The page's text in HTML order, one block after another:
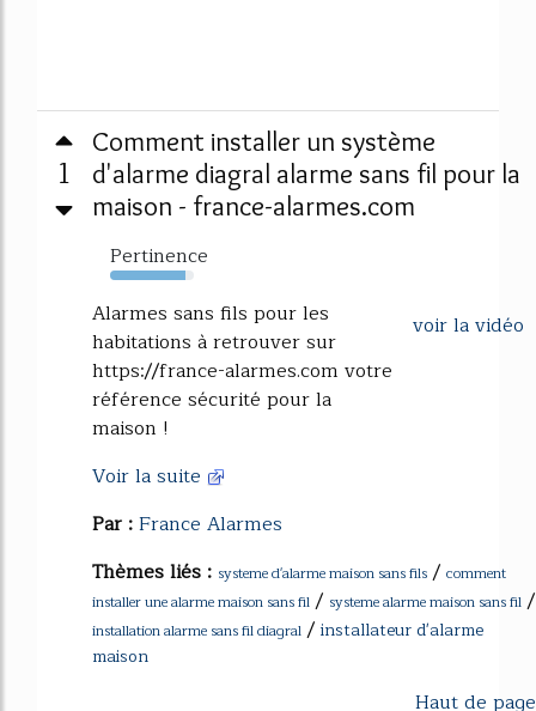
1
Comment installer un système
d'alarme diagral alarme sans fil pour la
maison - france-alarmes.com
Pertinence
90%
voir la vidéo
Alarmes sans fils pour les
habitations à retrouver sur
https://france-alarmes.com votre
référence sécurité pour la
maison !
Voir la suite
Par :France Alarmes
Thèmes liés : systeme d'alarme maison sans fils / comment
installer une alarme maison sans fil / systeme alarme maison sans fil /
installation alarme sans fil diagral / installateur d'alarme
maison
Haut de page